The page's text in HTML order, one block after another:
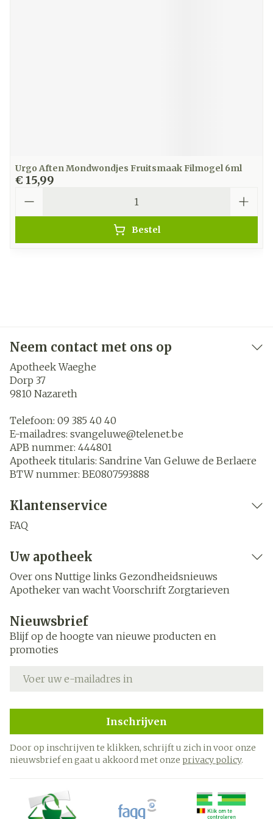
Urgo Aften Mondwondjes Fruitsmaak Filmogel 6ml
€ 15,99
Bestel
Neem contact met ons op
Apotheek Waeghe
Dorp 37
9810 Nazareth
Telefoon: 09 385 40 40
E-mailadres: svangeluwe@telenet.be
APB nummer: 444801
Apotheek titularis: Sandrine Van Geluwe de Berlaere
BTW nummer: BE0807593888
Klantenservice
FAQ
Uw apotheek
Over ons Nuttige links Gezondheidsnieuws
Apotheker van wacht Voorschrift Zorgtarieven
Nieuwsbrief
Blijf op de hoogte van nieuwe producten en
promoties
Inschrijven
Door op inschrijven te klikken, schrijft u zich in voor onze
nieuwsbrief en gaat u akkoord met onze privacy policy.